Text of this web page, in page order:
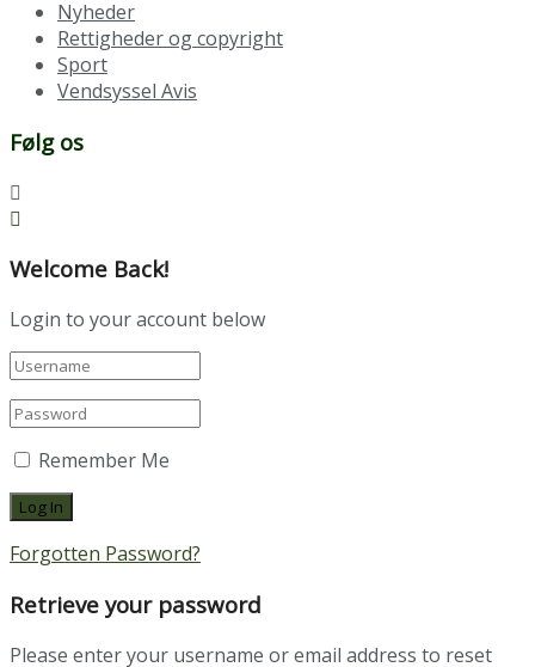
Nyheder
Rettigheder og copyright
Sport
Vendsyssel Avis
Følg os
Welcome Back!
Login to your account below
Remember Me
Forgotten Password?
Retrieve your password
Please enter your username or email address to reset